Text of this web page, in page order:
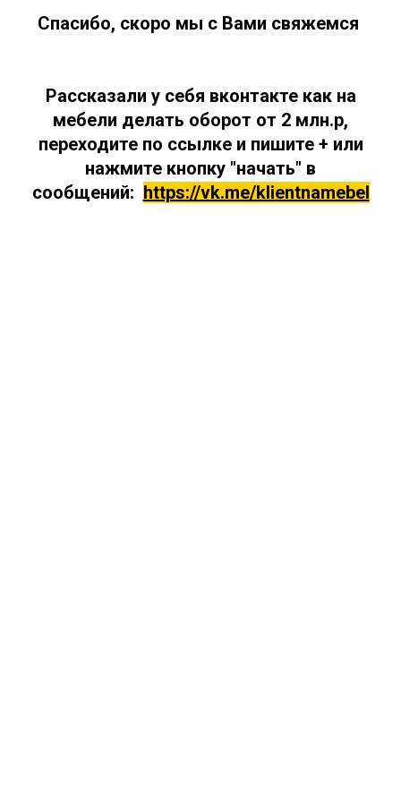
Cпасибо, скоро мы с Вами свяжемся
Рассказали у себя вконтакте как на
мебели делать оборот от 2 млн.р,
переходите по ссылке и пишите + или
нажмите кнопку "начать" в
сообщений: https://vk.me/klientnamebel